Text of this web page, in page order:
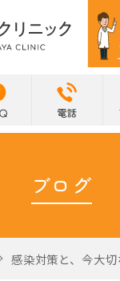
ブログ
感染対策と、今大切